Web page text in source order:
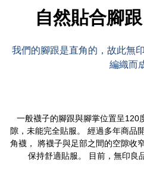
自然貼合腳
我們的腳跟是直角的，故此無
編織而
一般襪子的腳跟與腳掌位置呈120
隙，未能完全貼服。 經過多年商品
角襪， 將襪子與足部之間的空隙收
保持舒適貼服。 目前，無印良